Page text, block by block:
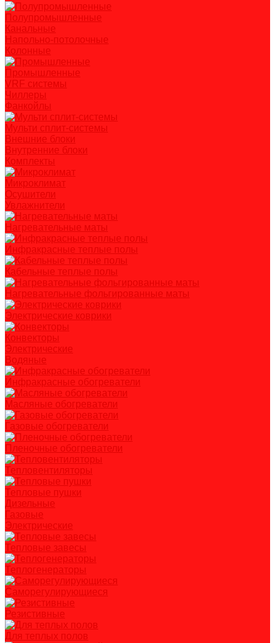
Полупромышленные
Канальные
Напольно-потолочные
Колонные
Промышленные
VRF системы
Чиллеры
Фанкойлы
Мульти сплит-системы
Внешние блоки
Внутренние блоки
Комплекты
Микроклимат
Осушители
Увлажнители
Нагревательные маты
Инфракрасные теплые полы
Кабельные теплые полы
Нагревательные фольгированные маты
Электрические коврики
Конвекторы
Электрические
Водяные
Инфракрасные обогреватели
Масляные обогреватели
Газовые обогреватели
Пленочные обогреватели
Тепловентиляторы
Тепловые пушки
Дизельные
Газовые
Электрические
Тепловые завесы
Теплогенераторы
Саморегулирующиеся
Резистивные
Для теплых полов